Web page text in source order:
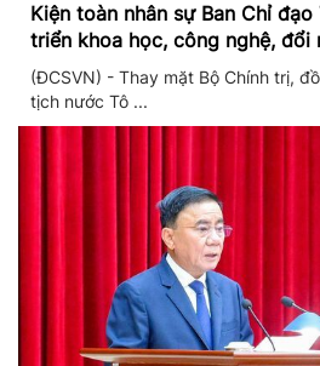
Kiện toàn nhân sự Ban Chỉ
triển khoa học, công nghệ, đổi
chuyển đổi số
(ĐCSVN) - Thay mặt Bộ Chính trị,
tịch nước Tô ...